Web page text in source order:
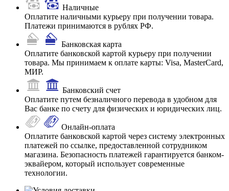
Наличные
Оплатите наличными курьеру при получении товара.
Платежи принимаются в рублях РФ.
Банковская карта
Оплатите банковской картой курьеру при получении
товара. Мы принимаем к оплате карты: Visa, MasterCard,
МИР.
Банковский счет
Оплатите путем безналичного перевода в удобном для
Вас банке по счету для физических и юридических лиц.
Онлайн-оплата
Оплатите банковской картой через систему электронных
платежей по ссылке, предоставленной сотрудником
магазина. Безопасность платежей гарантируется банком-
эквайером, который использует современные
технологии.